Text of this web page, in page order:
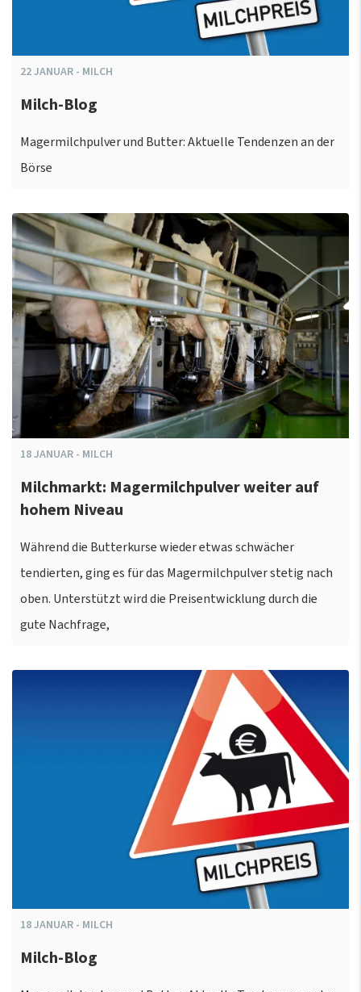
22JANUAR - MILCH
Milch-Blog
Magermilchpulver und Butter: Aktuelle Tendenzen an der
Börse
18JANUAR - MILCH
Milchmarkt: Magermilchpulver weiter auf
hohem Niveau
Während die Butterkurse wieder etwas schwächer
tendierten, ging es für das Magermilchpulver stetig nach
oben. Unterstützt wird die Preisentwicklung durch die
gute Nachfrage,
18JANUAR - MILCH
Milch-Blog